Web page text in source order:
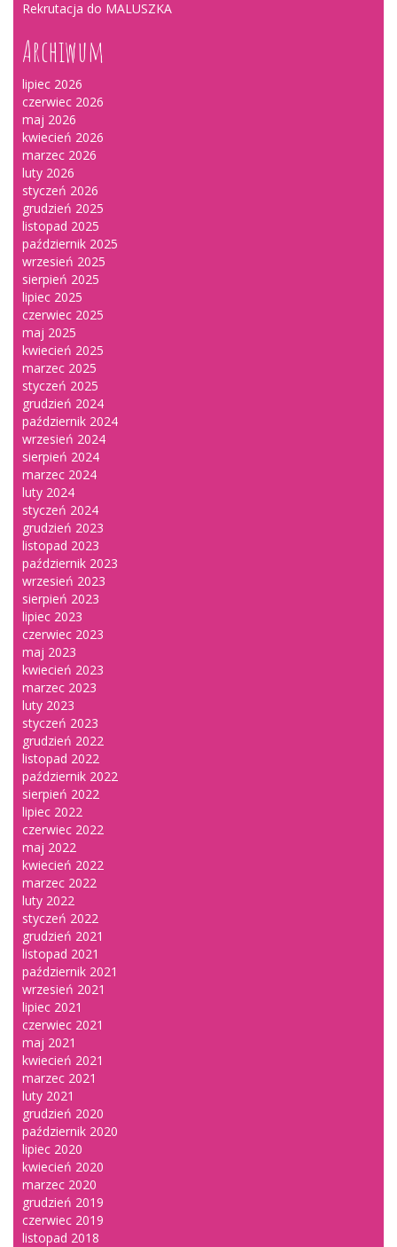
Rekrutacja do MALUSZKA
Archiwum
lipiec 2026
czerwiec 2026
maj 2026
kwiecień 2026
marzec 2026
luty 2026
styczeń 2026
grudzień 2025
listopad 2025
październik 2025
wrzesień 2025
sierpień 2025
lipiec 2025
czerwiec 2025
maj 2025
kwiecień 2025
marzec 2025
styczeń 2025
grudzień 2024
październik 2024
wrzesień 2024
sierpień 2024
marzec 2024
luty 2024
styczeń 2024
grudzień 2023
listopad 2023
październik 2023
wrzesień 2023
sierpień 2023
lipiec 2023
czerwiec 2023
maj 2023
kwiecień 2023
marzec 2023
luty 2023
styczeń 2023
grudzień 2022
listopad 2022
październik 2022
sierpień 2022
lipiec 2022
czerwiec 2022
maj 2022
kwiecień 2022
marzec 2022
luty 2022
styczeń 2022
grudzień 2021
listopad 2021
październik 2021
wrzesień 2021
lipiec 2021
czerwiec 2021
maj 2021
kwiecień 2021
marzec 2021
luty 2021
grudzień 2020
październik 2020
lipiec 2020
kwiecień 2020
marzec 2020
grudzień 2019
czerwiec 2019
listopad 2018